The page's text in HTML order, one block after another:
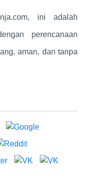
ini adalah
perencanaan
aman, dan tanpa